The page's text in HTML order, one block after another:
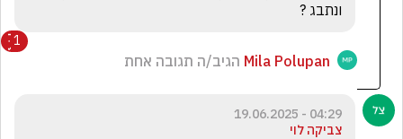
ונתבג ?
1
Mila Polupan הגיב/ה תגובה אחת
04:29 - 19.06.2025
צביקה לוי